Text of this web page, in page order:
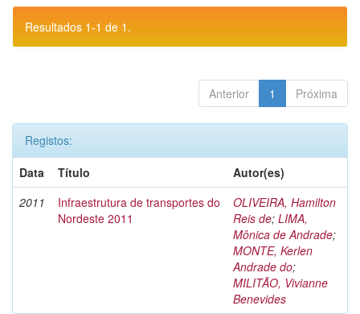
Resultados 1-1 de 1.
Anterior 1 Próxima
Registos:
Data
Título
Autor(es)
2011
Infraestrutura de transportes do
Nordeste 2011
OLIVEIRA, Hamilton
Reis de; LIMA,
Mônica de Andrade;
MONTE, Kerlen
Andrade do;
MILITÃO, Vivianne
Benevides